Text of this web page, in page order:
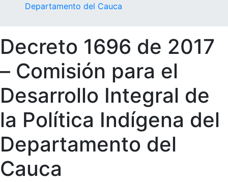
Departamento del Cauca
Decreto 1696 de 2017
– Comisión para el
Desarrollo Integral de
la Política Indígena del
Departamento del
Cauca